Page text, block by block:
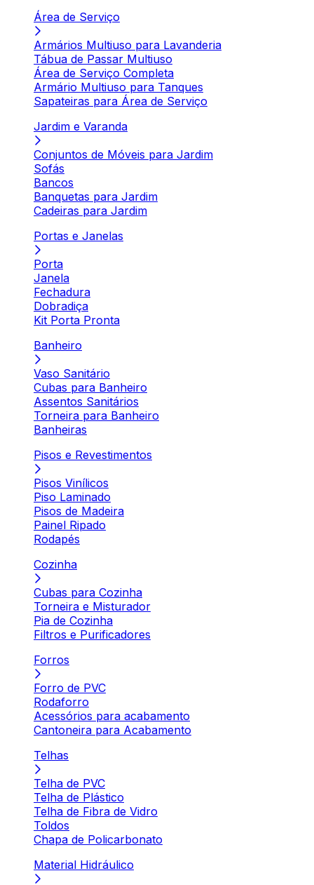
Área de Serviço
Armários Multiuso para Lavanderia
Tábua de Passar Multiuso
Área de Serviço Completa
Armário Multiuso para Tanques
Sapateiras para Área de Serviço
Jardim e Varanda
Conjuntos de Móveis para Jardim
Sofás
Bancos
Banquetas para Jardim
Cadeiras para Jardim
Portas e Janelas
Porta
Janela
Fechadura
Dobradiça
Kit Porta Pronta
Banheiro
Vaso Sanitário
Cubas para Banheiro
Assentos Sanitários
Torneira para Banheiro
Banheiras
Pisos e Revestimentos
Pisos Vinílicos
Piso Laminado
Pisos de Madeira
Painel Ripado
Rodapés
Cozinha
Cubas para Cozinha
Torneira e Misturador
Pia de Cozinha
Filtros e Purificadores
Forros
Forro de PVC
Rodaforro
Acessórios para acabamento
Cantoneira para Acabamento
Telhas
Telha de PVC
Telha de Plástico
Telha de Fibra de Vidro
Toldos
Chapa de Policarbonato
Material Hidráulico